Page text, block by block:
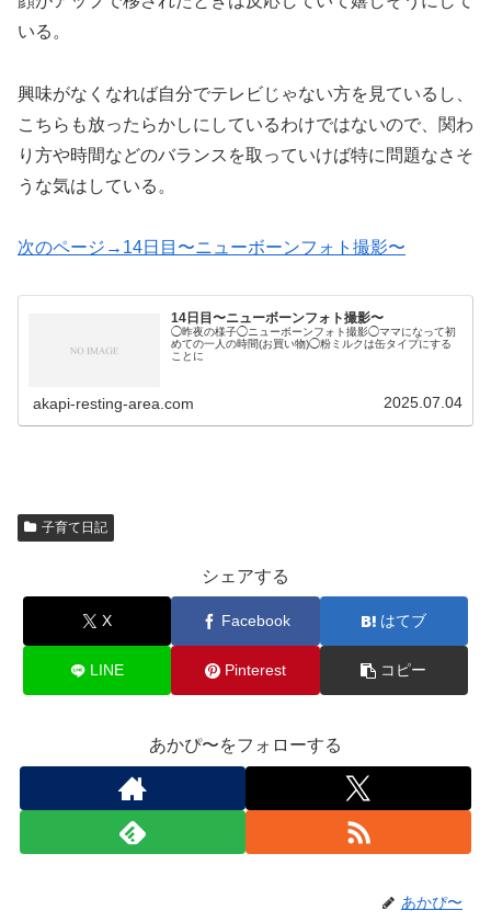
いる。
興味がなくなれば自分でテレビじゃない方を見ているし、
こちらも放ったらかしにしているわけではないので、関わ
り方や時間などのバランスを取っていけば特に問題なさそ
うな気はしている。
次のページ→14日目〜ニューボーンフォト撮影〜
14日目〜ニューボーンフォト撮影〜
◯昨夜の様子◯ニューボーンフォト撮影◯ママになって初
めての一人の時間(お買い物)◯粉ミルクは缶タイプにする
ことに
akapi-resting-area.com 2025.07.04
子育て日記
シェアする
X Facebook はてブ
LINE Pinterest コピー
あかぴ〜をフォローする
あかぴ〜